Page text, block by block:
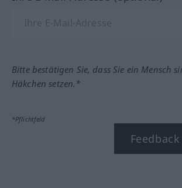
Bitte bestätigen Sie, dass Sie ein Mensch
Häkchen setzen.*
*Pflichtfeld